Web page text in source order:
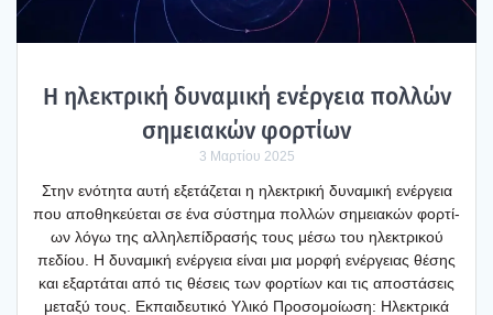
Η ηλε­κτρι­κή δυνα­μι­κή ενέρ­γεια πολ­λών
σημεια­κών φορ­τί­ων
3 Μαρτίου 2025
Στην ενό­τη­τα αυτή εξε­τά­ζε­ται η ηλε­κτρι­κή δυνα­μι­κή ενέρ­γεια
που απο­θη­κεύ­ε­ται σε ένα σύστη­μα πολ­λών σημεια­κών φορ­τί­
ων λόγω της αλλη­λε­πί­δρα­σής τους μέσω του ηλε­κτρι­κού
πεδί­ου. Η δυνα­μι­κή ενέρ­γεια είναι μια μορ­φή ενέρ­γειας θέσης
και εξαρ­τά­ται από τις θέσεις των φορ­τί­ων και τις απο­στά­σεις
μετα­ξύ τους. Eκπαι­δευ­τι­κό Υλι­κό Προ­σο­μοί­ω­ση: Ηλε­κτρι­κά